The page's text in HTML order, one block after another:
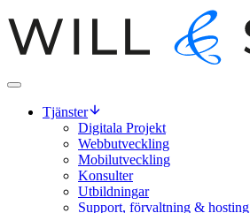
Tjänster
Digitala Projekt
Webbutveckling
Mobilutveckling
Konsulter
Utbildningar
Support, förvaltning & hosting